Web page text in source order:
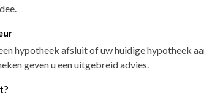
hypotheek afsluit of uw huidige hypotheek
geven u een uitgebreid advies.